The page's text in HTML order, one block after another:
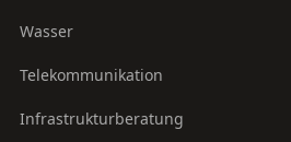
Wasser
Telekommunikation
Infrastrukturberatung